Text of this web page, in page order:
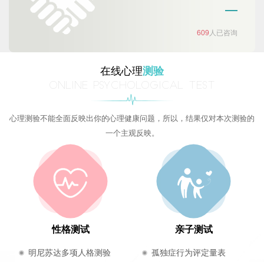
609 人已咨询
在线心理测验
ONLINE PSYCHOLOGICAL TEST
心理测验不能全面反映出你的心理健康问题，所以，结果仅对本次测验的
一个主观反映。
性格测试
明尼苏达多项人格测验
亲子测试
孤独症行为评定量表